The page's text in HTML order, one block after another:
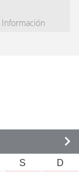
Información
S D